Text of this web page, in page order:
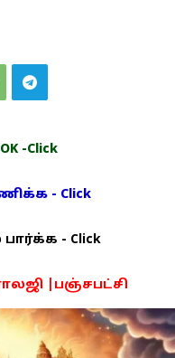
-Click
- Click
- Click
|பஞ்சபட்சி
-Click